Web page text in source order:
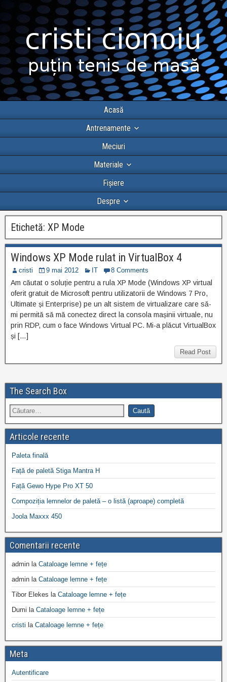
Acasă
Antrenamente
Meciuri
Materiale
Fișiere
Despre
Etichetă: XP Mode
Windows XP Mode rulat in VirtualBox 4
cristi 9 mai 2012 IT 8 Comments
Am căutat o soluție pentru a rula XP Mode (Windows XP virtual
oferit gratuit de Microsoft pentru utilizatorii de Windows 7 Pro,
Ultimate și Enterprise) pe un alt sistem de virtualizare care să-
mi permită să mă conectez direct la consola mașinii virtuale, nu
prin RDP, cum o face Windows Virtual PC. Mi-a plăcut VirtualBox
și […]
Read Post
The Search Box
Articole recente
Paleta finală
Față de paletă Stiga Mantra H
Față Gewo Hype Pro XT 50
Compoziția lemnelor de paletă – o listă (aproape) completă
Joola Maxxx 450
Comentarii recente
admin la Cataloage lemne + fețe
admin la Cataloage lemne + fețe
Tibor Elekes la Cataloage lemne + fețe
Dumi la Cataloage lemne + fețe
cristi la Cataloage lemne + fețe
Meta
Autentificare